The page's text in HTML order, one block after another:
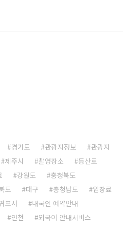
경기도 관광지정보
관광지
제주시 촬영장소
등산로
강원도
충청북도
도 대구 충청남도
입장료
포시
내국인 예약안내
인천
외국어 안내서비스